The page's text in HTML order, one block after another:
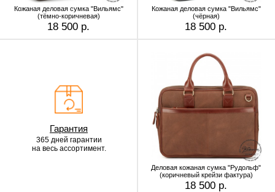
Кожаная деловая сумка "Вильямс"
(тёмно-коричневая)
18 500 р.
Кожаная деловая сумка "Вильямс"
(чёрная)
18 500 р.
Гарантия
365 дней гарантии
на весь ассортимент.
Деловая кожаная сумка "Рудольф"
(коричневый крейзи фактура)
18 500 р.